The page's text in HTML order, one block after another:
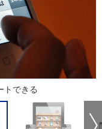
トできる